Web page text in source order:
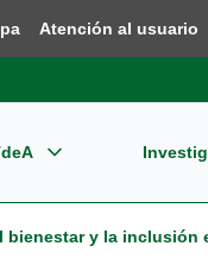
Atención al usuario
bienestar y la inclusión